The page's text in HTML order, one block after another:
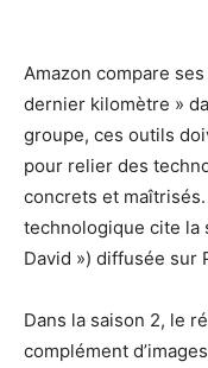
Amazon compare
dernier kilomètre »
groupe, ces outils
pour relier des
concrets et maîtrisés.
technologique cite la
David ») diffusée sur
Dans la saison 2, le
complément